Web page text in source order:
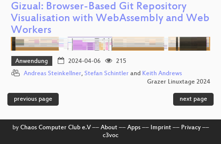
Gizual: Browser-Based Git Repository
Visualisation with WebAssembly and Web
Workers
Anwendung 2024-04-06
215
Andreas Steinkellner, Stefan Schintler and Keith Andrews
Grazer Linuxtage 2024
previous page next page
by Chaos Computer Club e.V–– About–– Apps–– Imprint–– Privacy––
c3voc